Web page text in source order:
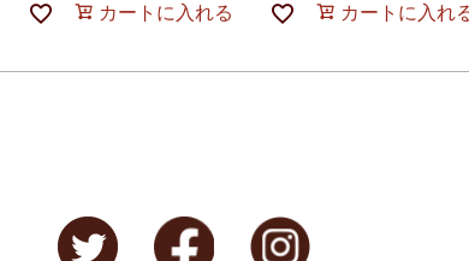
カートに入れる カートに入れ